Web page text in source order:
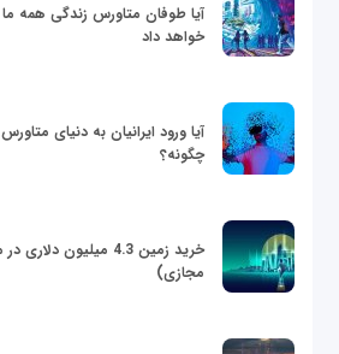
آیا طوفان متاورس زندگی همه ما
خواهد داد
آیا ورود ایرانیان به دنیای
چگونه؟
خرید زمین 4.3 میلیون
مجازی)